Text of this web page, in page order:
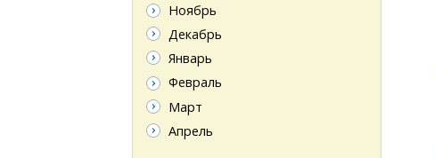
Ноябрь
Декабрь
Январь
Февраль
Март
Апрель